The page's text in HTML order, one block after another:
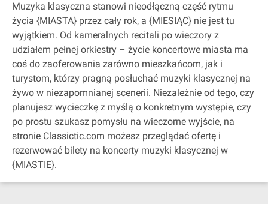
Muzyka klasyczna stanowi nieodłączną część rytmu
życia {MIASTA} przez cały rok, a {MIESIĄC} nie jest tu
wyjątkiem. Od kameralnych recitali po wieczory z
udziałem pełnej orkiestry – życie koncertowe miasta ma
coś do zaoferowania zarówno mieszkańcom, jak i
turystom, którzy pragną posłuchać muzyki klasycznej na
żywo w niezapomnianej scenerii. Niezależnie od tego, czy
planujesz wycieczkę z myślą o konkretnym występie, czy
po prostu szukasz pomysłu na wieczorne wyjście, na
stronie Classictic.com możesz przeglądać ofertę i
rezerwować bilety na koncerty muzyki klasycznej w
{MIASTIE}.